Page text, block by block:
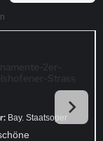
2er-
Strass
Bay. Staatsoper